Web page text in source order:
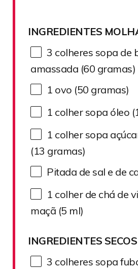
INGREDIENTES
3 colheres sopa de
amassada (60 gramas)
1 ovo (50 gramas)
1 colher sopa óleo (
1 colher sopa
(13 gramas)
Pitada de sal e de
1 colher de chá de
maçã (5 ml)
INGREDIENTES SECOS
3 colheres sopa